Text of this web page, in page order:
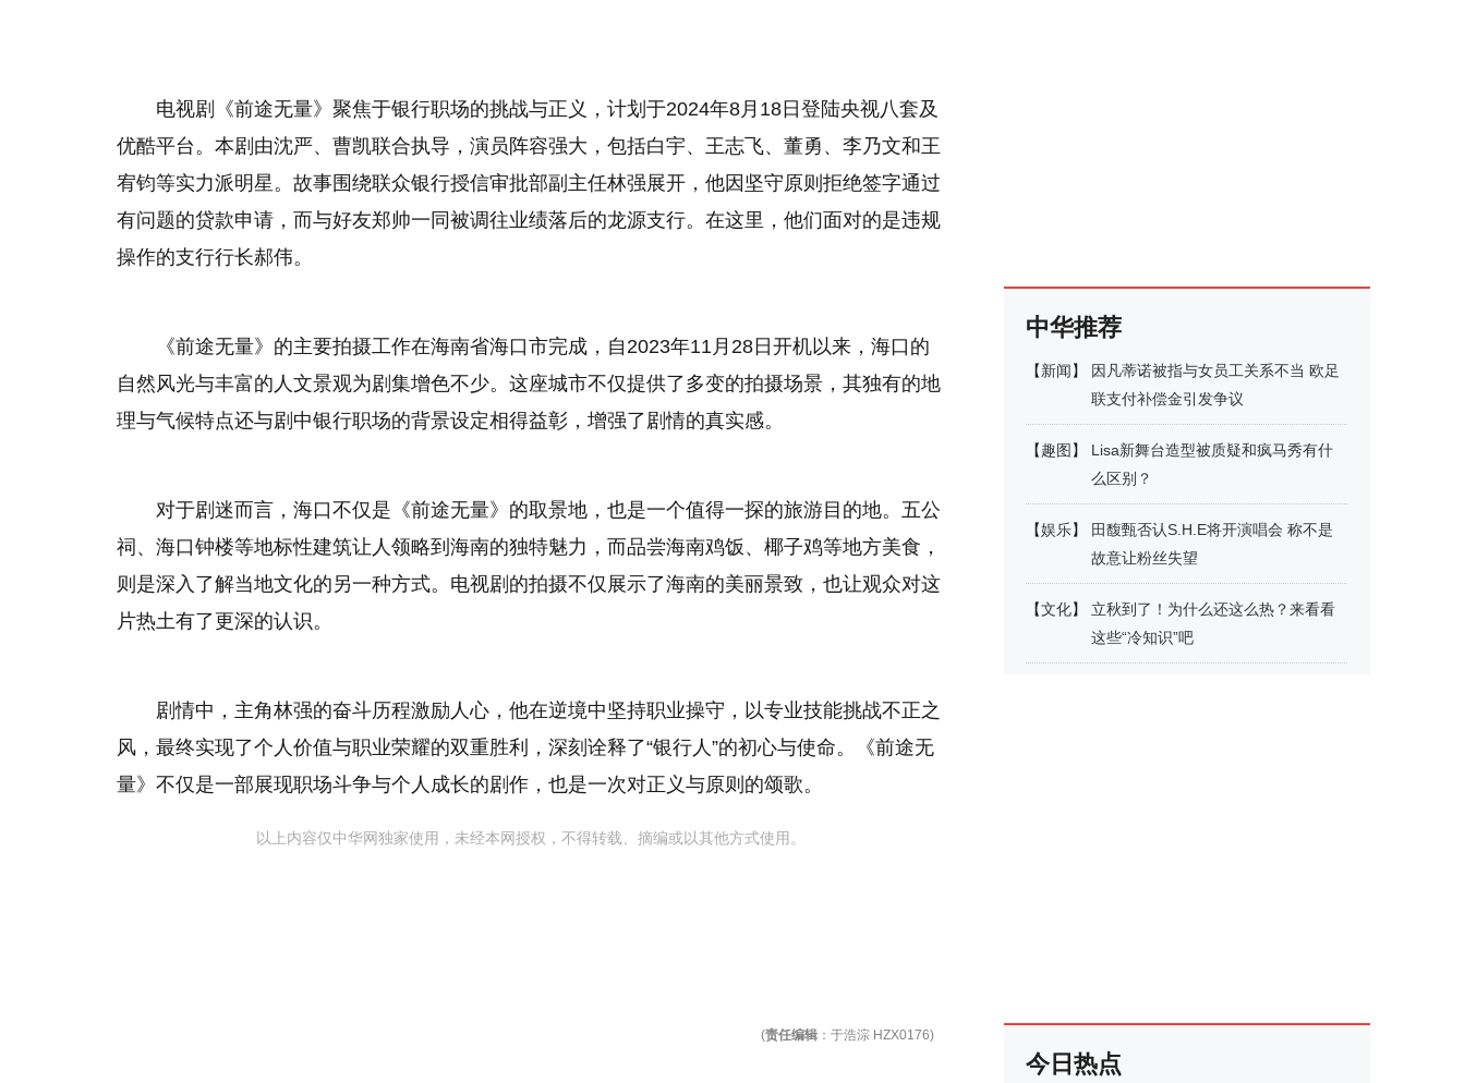
电视剧《前途无量》聚焦于银行职场的挑战与正义，计划于2024年8月18日登陆央视八套及
优酷平台。本剧由沈严、曹凯联合执导，演员阵容强大，包括白宇、王志飞、董勇、李乃文和王
宥钧等实力派明星。故事围绕联众银行授信审批部副主任林强展开，他因坚守原则拒绝签字通过
有问题的贷款申请，而与好友郑帅一同被调往业绩落后的龙源支行。在这里，他们面对的是违规
操作的支行行长郝伟。
《前途无量》的主要拍摄工作在海南省海口市完成，自2023年11月28日开机以来，海口的
自然风光与丰富的人文景观为剧集增色不少。这座城市不仅提供了多变的拍摄场景，其独有的地
理与气候特点还与剧中银行职场的背景设定相得益彰，增强了剧情的真实感。
对于剧迷而言，海口不仅是《前途无量》的取景地，也是一个值得一探的旅游目的地。五公
祠、海口钟楼等地标性建筑让人领略到海南的独特魅力，而品尝海南鸡饭、椰子鸡等地方美食，
则是深入了解当地文化的另一种方式。电视剧的拍摄不仅展示了海南的美丽景致，也让观众对这
片热土有了更深的认识。
剧情中，主角林强的奋斗历程激励人心，他在逆境中坚持职业操守，以专业技能挑战不正之
风，最终实现了个人价值与职业荣耀的双重胜利，深刻诠释了“银行人”的初心与使命。《前途无
量》不仅是一部展现职场斗争与个人成长的剧作，也是一次对正义与原则的颂歌。
以上内容仅中华网独家使用，未经本网授权，不得转载、摘编或以其他方式使用。
(责任编辑 ：于浩淙 HZX0176)
中华推荐
【新闻】
因凡蒂诺被指与女员工关系不当 欧足
联支付补偿金引发争议
【趣图 】
Lisa新舞台造型被质疑和疯马秀有什
么区别？
【娱乐】
田馥甄否认S.H.E将开演唱会 称不是
故意让粉丝失望
【文化】
立秋到了！为什么还这么热？来看看
这些“冷知识”吧
今日热点